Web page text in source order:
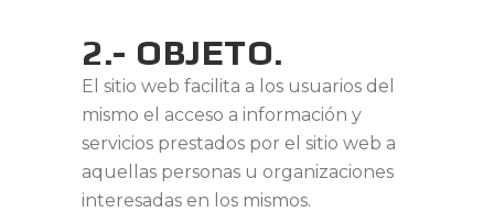
2.- OBJETO.
El sitio web facilita a los usuarios del
mismo el acceso a información y
servicios prestados por el sitio web a
aquellas personas u organizaciones
interesadas en los mismos.